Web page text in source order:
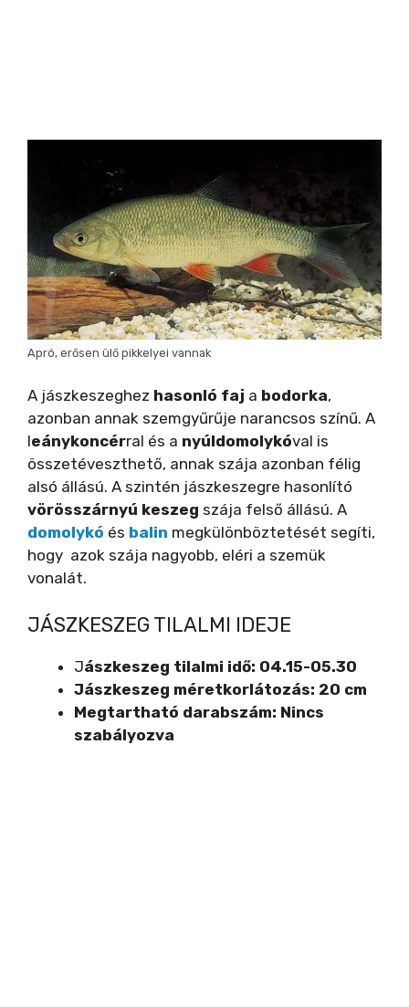
Apró, erősen ülő pikkelyei vannak
A jászkeszeghez hasonló faj a bodorka,
azonban annak szemgyűrűje narancsos színű. A
leánykoncérral és a nyúldomolykóval is
összetéveszthető, annak szája azonban félig
alsó állású. A szintén jászkeszegre hasonlító
vörösszárnyú keszeg szája felső állású. A
domolykó és balin megkülönböztetését segíti,
hogy azok szája nagyobb, eléri a szemük
vonalát.
JÁSZKESZEG TILALMI IDEJE
Jászkeszeg tilalmi idő: 04.15-05.30
Jászkeszeg méretkorlátozás: 20 cm
Megtartható darabszám: Nincs
szabályozva